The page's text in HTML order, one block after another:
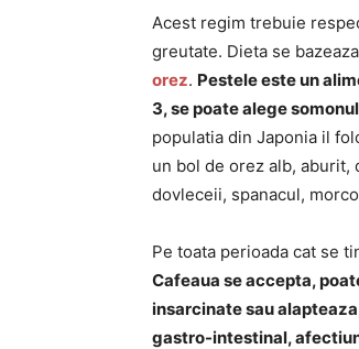
Acest regim trebuie
greutate. Dieta se
orez. Pestele este un
3, se poate alege
populatia din Japonia il
un bol de orez alb, aburit,
dovleceii, spanacul,
Pe toata perioada cat se
Cafeaua se accepta,
insarcinate sau
gastro-intestinal,